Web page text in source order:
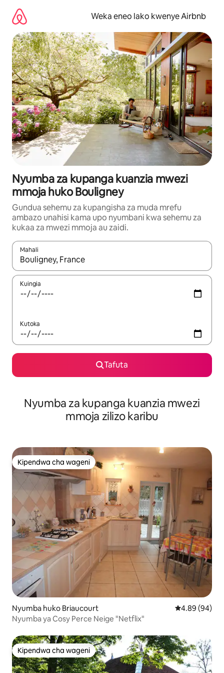
kwenda
kwenye
maudhui
Weka eneo lako kwenye Airbnb
Nyumba za kupanga kuanzia mwezi
mmoja huko Bouligney
Gundua sehemu za kupangisha za muda mrefu
ambazo unahisi kama upo nyumbani kwa sehemu za
kukaa za mwezi mmoja au zaidi.
Mahali
Wakati matokeo yanapatikana, vinjari kwa kutumia vitufe vya
Kuingia
Kutoka
Tafuta
Nyumba za kupanga kuanzia mwezi
mmoja zilizo karibu
Kipendwa cha wageni
Kipendwa cha wageni
Nyumba huko Briaucourt Ukadiriaji wa
4.89 (94)
Nyumba ya Cosy Perce Neige "Netflix"
Kipendwa cha wageni
Kipendwa cha wageni